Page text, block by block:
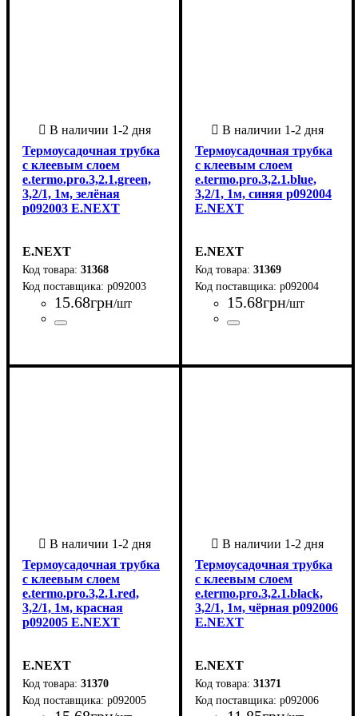
Термоусадочная трубка
с клеевым слоем
e.termo.pro.3,2.1.green,
3,2/1, 1м, зелёная
p092003 E.NEXT
E.NEXT
31368
p092003
15.68грн/шт
Термоусадочная трубка
с клеевым слоем
e.termo.pro.3,2.1.blue,
3,2/1, 1м, синяя p092004
E.NEXT
E.NEXT
31369
p092004
15.68грн/шт
Термоусадочная трубка
с клеевым слоем
e.termo.pro.3,2.1.red,
3,2/1, 1м, красная
p092005 E.NEXT
E.NEXT
31370
p092005
Термоусадочная трубка
с клеевым слоем
e.termo.pro.3,2.1.black,
3,2/1, 1м, чёрная p092006
E.NEXT
E.NEXT
31371
p092006